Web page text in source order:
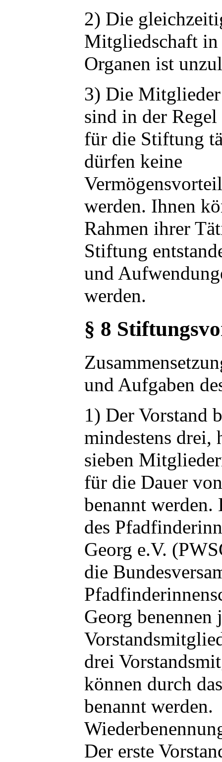
2) Die
Mitgliedschaft in
Organen ist
3) Die Mitglieder
sind in der
für die Stiftung
dürfen keine
werden. Ihnen
Rahmen ihrer
Stiftung
und
werden.
§ 8
und Aufgaben
1) Der Vorstand
mindestens drei,
sieben
für die Dauer
benannt werden.
des
Georg e.V.
die
Georg benennen
drei
können durch
benannt werden.
Der erste